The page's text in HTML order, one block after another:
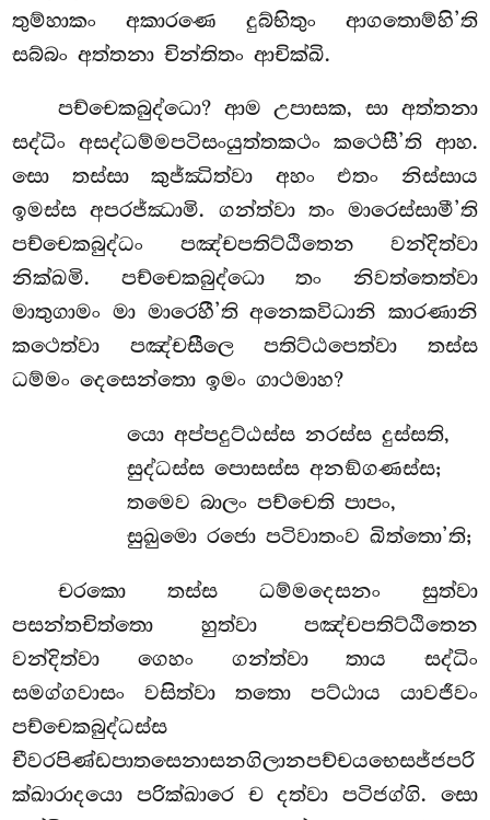
තුම්හාකං අකාරණෙ දුබ්භිතුං ආගතොම්හි’ති
සබ්බං අත්තනා චින්තිතං ආචික්ඛි.
පච්චෙකබුද්ධො? ආම උපාසක, සා අත්තනා
සද්ධිං අසද්ධම්මපටිසංයුත්තකථං කථෙසී’ති ආහ.
සො තස්සා කුජ්ඣිත්වා අහං එතං නිස්සාය
ඉමස්ස අපරජ්ඣාමි. ගන්ත්වා තං මාරෙස්සාමී’ති
පච්චෙකබුද්ධං පඤ්චපතිට්ඨිතෙන වන්දිත්වා
නික්ඛමි. පච්චෙකබුද්ධො තං නිවත්තෙත්වා
මාතුගාමං මා මාරෙහී’ති අනෙකවිධානි කාරණානි
කථෙත්වා පඤ්චසීලෙ පතිට්ඨපෙත්වා තස්ස
ධම්මං දෙසෙන්තො ඉමං ගාථමාහ?
යො අප්පදුට්ඨස්ස නරස්ස දුස්සති,
සුද්ධස්ස පොසස්ස අනඞ්ගණස්ස;
තමෙව බාලං පච්චෙති පාපං,
සුඛුමො රජො පටිවාතංව ඛිත්තො’ති;
චරකො තස්ස ධම්මදෙසනං සුත්වා
පසන්තචිත්තො හුත්වා පඤ්චපතිට්ඨිතෙන
වන්දිත්වා ගෙහං ගන්ත්වා තාය සද්ධිං
සමග්ගවාසං වසිත්වා තතො පට්ඨාය යාවජීවං
පච්චෙකබුද්ධස්ස
චීවරපිණ්ඩපාතසෙනාසනගිලානපච්චයභෙසජ්ජපරි
ක්ඛාරාදයො පරික්ඛාරෙ ච දත්වා පටිජග්ගි. සො